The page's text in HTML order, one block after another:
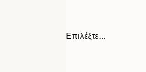
Επιλέξτε...